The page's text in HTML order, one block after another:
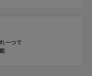
一つで